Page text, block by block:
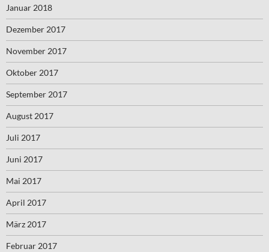
Januar 2018
Dezember 2017
November 2017
Oktober 2017
September 2017
August 2017
Juli 2017
Juni 2017
Mai 2017
April 2017
März 2017
Februar 2017